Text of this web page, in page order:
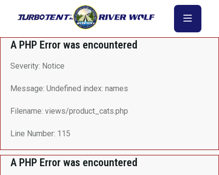
A PHP Error was encountered
Severity: Notice
Message: Undefined index: names
Filename: views/product_cats.php
Line Number: 115
A PHP Error was encountered